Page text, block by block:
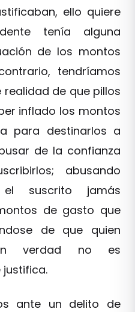
ello quiere
tenía alguna
de los montos
tendríamos
de que pillos
inflado los montos
para destinarlos a
de la confianza
abusando
suscrito jamás
de gasto que
de que quien
verdad no es
justifica.
ante un delito de